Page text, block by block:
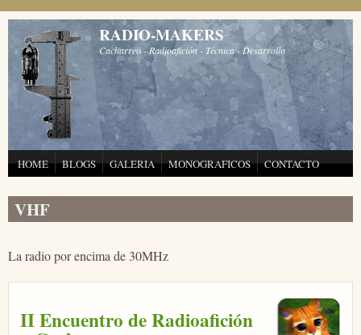
Pasar al contenido principal
RADIO-MAKERS
Cacharreo - Radioafición - Técnica - Desarrollo
HOME BLOGS GALERIA MONOGRAFICOS CONTACTO
VHF
La radio por encima de 30MHz
II Encuentro de Radioafición